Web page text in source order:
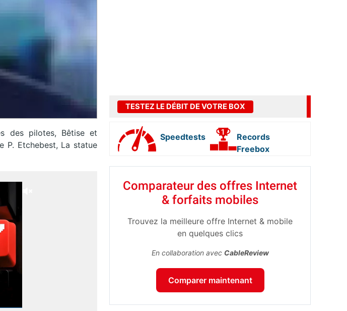
des pilotes, Bêtise et
P. Etchebest, La statue
TESTEZ LE DÉBIT DE VOTRE BOX
Speedtests
Records
Freebox
Comparateur des offres Internet
& forfaits mobiles
Trouvez la meilleure offre Internet & mobile
en quelques clics
En collaboration avec CableReview
Comparer maintenant